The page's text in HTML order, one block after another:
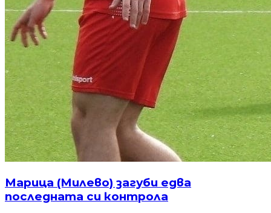
Марица (Милево) загуби едва
последната си контрола